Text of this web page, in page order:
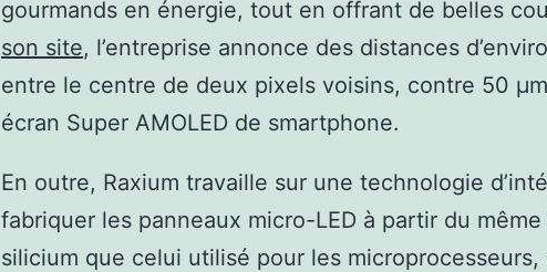
gourmands en énergie, tout en offrant de belles
son site, l’entreprise annonce des distances
entre le centre de deux pixels voisins, contre 50
écran Super AMOLED de smartphone.
En outre, Raxium travaille sur une technologie
fabriquer les panneaux micro-LED à partir du
silicium que celui utilisé pour les microprocesseurs,